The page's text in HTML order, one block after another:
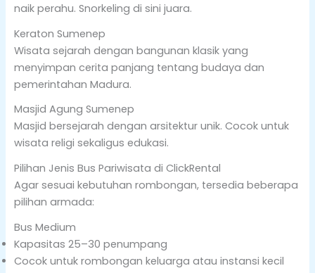
naik perahu. Snorkeling di sini juara.
Keraton Sumenep
Wisata sejarah dengan bangunan klasik yang
menyimpan cerita panjang tentang budaya dan
pemerintahan Madura.
Masjid Agung Sumenep
Masjid bersejarah dengan arsitektur unik. Cocok untuk
wisata religi sekaligus edukasi.
Pilihan Jenis Bus Pariwisata di ClickRental
Agar sesuai kebutuhan rombongan, tersedia beberapa
pilihan armada:
Bus Medium
Kapasitas 25–30 penumpang
Cocok untuk rombongan keluarga atau instansi kecil